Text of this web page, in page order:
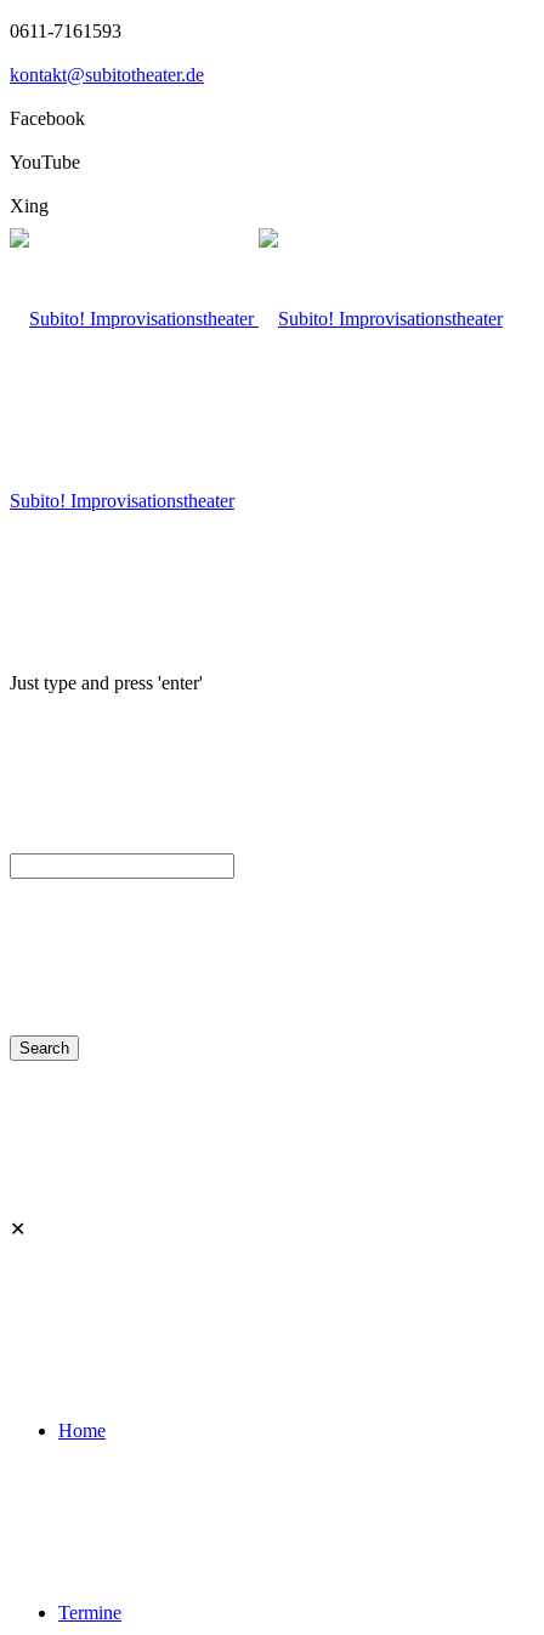
0611-7161593
kontakt@subitotheater.de
Facebook
YouTube
Xing
Subito! Improvisationstheater
Just type and press 'enter'
✕
Home
Termine